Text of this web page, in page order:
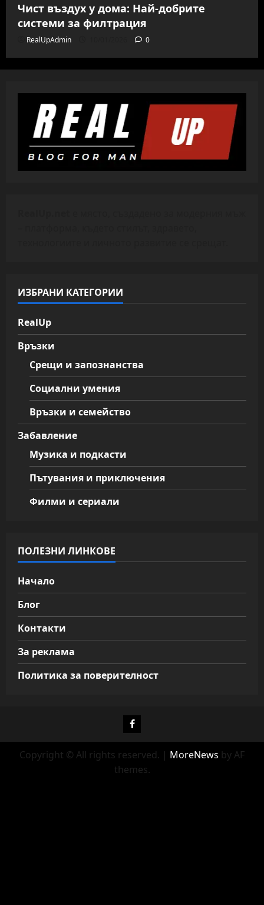
Чист въздух у дома: Най-добрите
системи за филтрация
RealUpAdmin 0
ИЗБРАНИ КАТЕГОРИИ
RealUp
Връзки
Срещи и запознанства
Социални умения
Връзки и семейство
Забавление
Музика и подкасти
Пътувания и приключения
Филми и сериали
ПОЛЕЗНИ ЛИНКОВЕ
Начало
Блог
Контакти
За реклама
Политика за поверителност
Фейсбук
Copyright © All rights reserved. | MoreNews by AF
themes.